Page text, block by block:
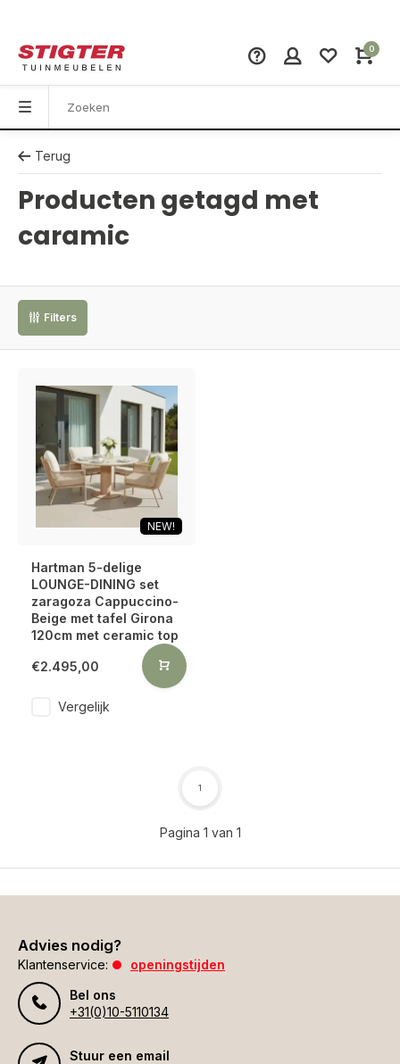
0
Terug
Producten getagd met
caramic
Filters
NEW!
Hartman 5-delige
LOUNGE-DINING set
zaragoza Cappuccino-
Beige met tafel Girona
120cm met ceramic top
€2.495,00
Vergelijk
Pagina 1 van 1
1
Advies nodig?
Klantenservice:
openingstijden
Bel ons
+31(0)10-5110134
Stuur een email